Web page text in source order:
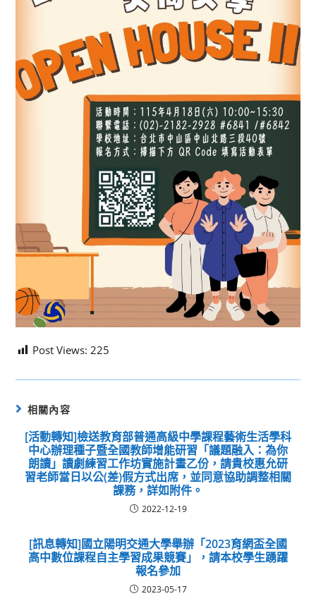
Post Views: 225
相關內容
[活動轉知]檢送教育部普通高級中學課程藝術生活學科
中心辦理種子暨全國教師增能研習「議題融入：為你
朗讀」讀劇練習工作坊實施計畫乙份，請貴校惠允研
習老師當日以公(差)假方式出席，並同意協助調整相關
課務，詳如附件。
2022-12-19
[訊息轉知]國立陽明交通大學舉辦「2023育網盃全國
高中數位課程自主學習成果競賽」，請本校學生踴躍
報名參加
2023-05-17